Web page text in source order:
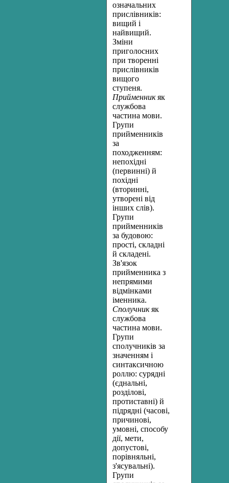
означальних
прислівників:
вищий і
найвищий.
Зміни
приголосних
при творенні
прислівників
вищого
ступеня.
Прийменникяк
службова
частина мови.
Групи
прийменників
за
походженням:
непохідні
(первинні) й
похідні
(вторинні,
утворені від
інших слів).
Групи
прийменників
за будовою:
прості, складні
й складені.
Зв'язок
прийменника з
непрямими
відмінками
іменника.
Сполучникяк
службова
частина мови.
Групи
сполучників за
значенням і
синтаксичною
роллю: сурядні
(єднальні,
розділові,
протиставні) й
підрядні (часові,
причинові,
умовні, способу
дії, мети,
допустові,
порівняльні,
з'ясувальні).
Групи